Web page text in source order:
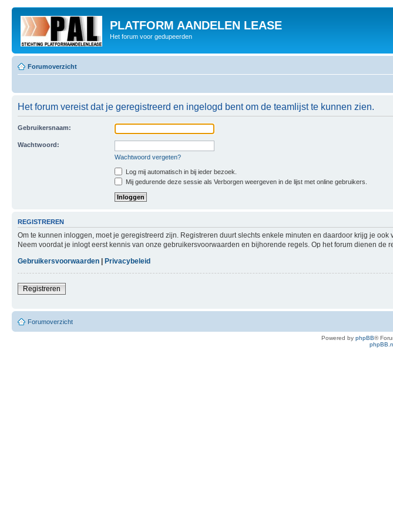
PLATFORM AANDELEN LEASE
Het forum voor gedupeerden
Forumoverzicht
Het forum vereist dat je geregistreerd en ingelogd bent om de teamlijst te kunnen zien.
Gebruikersnaam:
Wachtwoord:
Wachtwoord vergeten?
Log mij automatisch in bij ieder bezoek.
Mij gedurende deze sessie als Verborgen weergeven in de lijst met online gebruikers.
REGISTREREN
Om te kunnen inloggen, moet je geregistreerd zijn. Registreren duurt slechts enkele minuten en daardoor krijg je
Neem voordat je inlogt eerst kennis van onze gebruikersvoorwaarden en bijhorende regels. Op het forum dienen de
Gebruikersvoorwaarden
Privacybeleid
Registreren
Forumoverzicht
Powered by phpBB®